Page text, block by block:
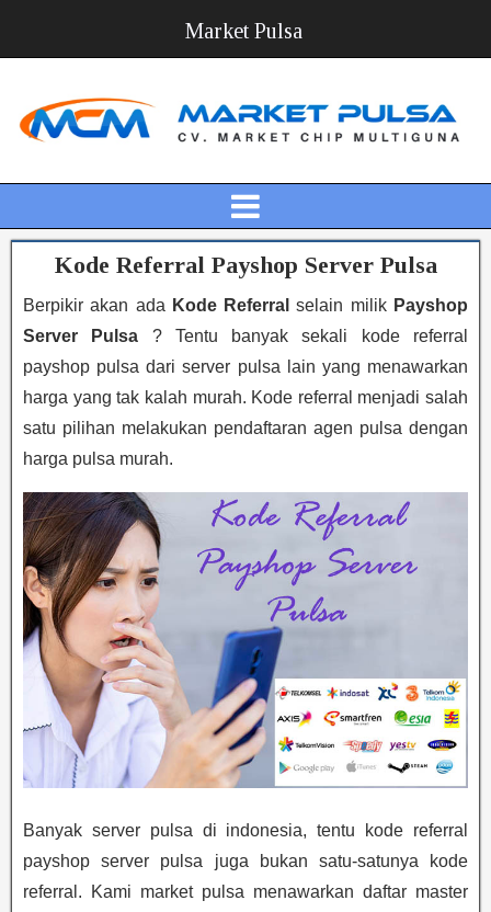
Market Pulsa
Kode Referral Payshop Server Pulsa
Berpikir akan ada Kode Referral selain milik Payshop
Server Pulsa ? Tentu banyak sekali kode referral
payshop pulsa dari server pulsa lain yang menawarkan
harga yang tak kalah murah. Kode referral menjadi salah
satu pilihan melakukan pendaftaran agen pulsa dengan
harga pulsa murah.
Banyak server pulsa di indonesia, tentu kode referral
payshop server pulsa juga bukan satu-satunya kode
referral. Kami market pulsa menawarkan daftar master